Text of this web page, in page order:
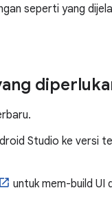
seperti yang
Studio ke versi
untuk mem-build UI